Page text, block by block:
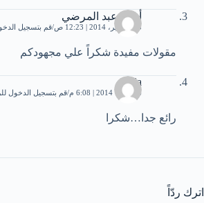
أحمد عبد المرضي
23 سبتمبر، 2014 | 12:23 ص قم بتسجيل
مقولات مفيدة شكراً علي مجهودكم
huda
6 أكتوبر، 2014 | 6:08 م قم بتسجيل الدخول
رائع جدا…شكرا
اترك ردّاً